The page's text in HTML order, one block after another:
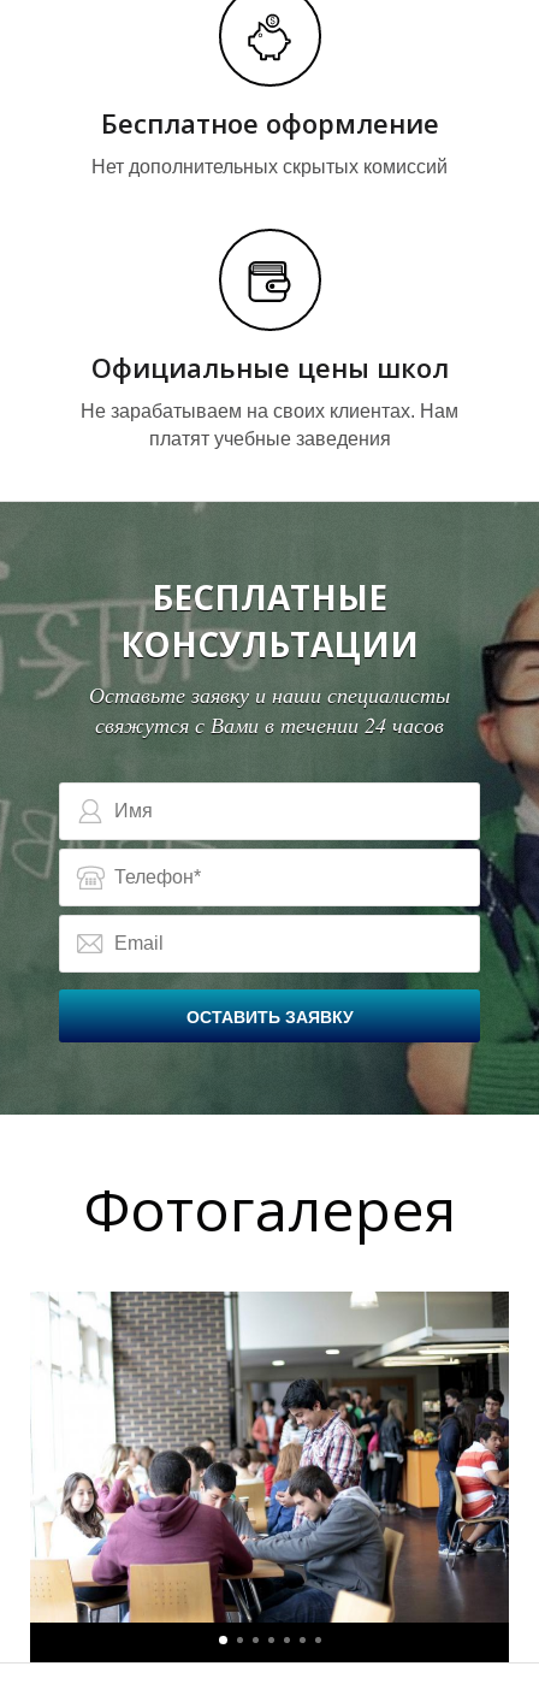
Ы
В
Ы
Ы
В
Ы
Бесплатное оформление
Нет дополнительных скрытых комиссий
Официальные цены школ
Не зарабатываем на своих клиентах. Нам
платят учебные заведения
БЕСПЛАТНЫЕ
КОНСУЛЬТАЦИИ
Оставьте заявку и наши специалисты
свяжутся с Вами в течении 24 часов
ОСТАВИТЬ ЗАЯВКУ
Фотогалерея